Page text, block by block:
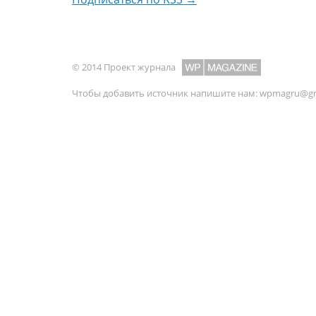
© 2014 Проект журнала
Чтобы добавить источник напишите нам: